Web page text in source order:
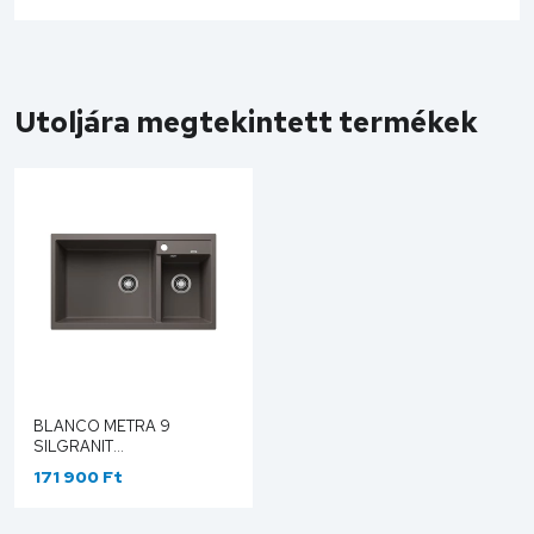
Utoljára megtekintett termékek
BLANCO METRA 9
SILGRANIT
MOSOGATÓTÁLCA,
VULKÁNSZÜRKE,
171 900 Ft